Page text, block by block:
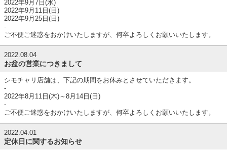
2022年9月7日(水)
2022年9月11日(日)
2022年9月25日(日)
-
ご不便ご迷惑をおかけいたしますが、何卒よろしくお願いいたします。
2022.08.04
お盆の営業につきまして
シモチャリ店舗は、下記の期間をお休みとさせていただきます。
-
2022年8月11日(木)～8月14日(日)
-
ご不便ご迷惑をおかけいたしますが、何卒よろしくお願いいたします。
2022.04.01
定休日に関するお知らせ